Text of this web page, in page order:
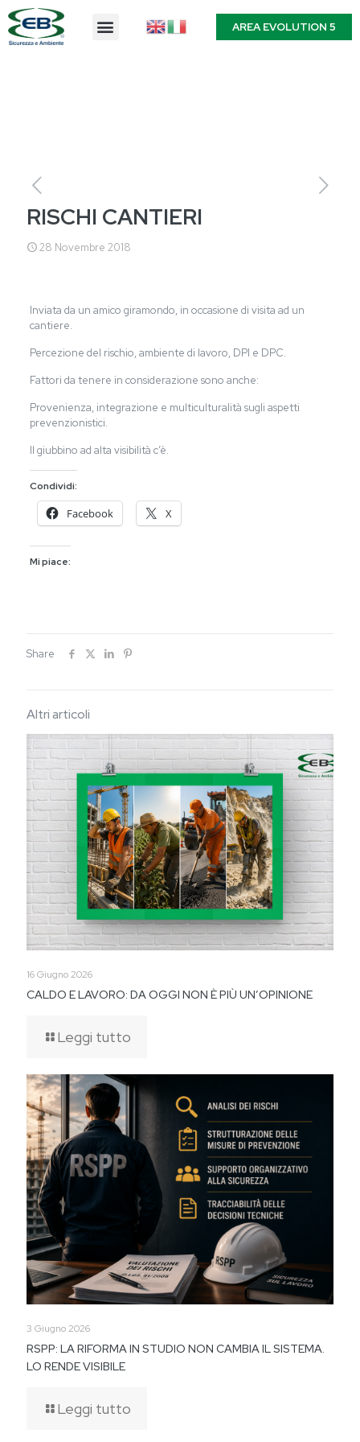
AREA EVOLUTION 5
RISCHI CANTIERI
28 Novembre 2018
Inviata da un amico giramondo, in occasione di visita ad un
cantiere.
Percezione del rischio, ambiente di lavoro, DPI e DPC.
Fattori da tenere in considerazione sono anche:
Provenienza, integrazione e multiculturalità sugli aspetti
prevenzionistici.
Il giubbino ad alta visibilità c’è.
Condividi:
Facebook X
Mi piace:
Share
Altri articoli
16 Giugno 2026
CALDO E LAVORO: DA OGGI NON È PIÙ UN’OPINIONE
Leggi tutto
3 Giugno 2026
RSPP: LA RIFORMA IN STUDIO NON CAMBIA IL SISTEMA.
LO RENDE VISIBILE
Leggi tutto